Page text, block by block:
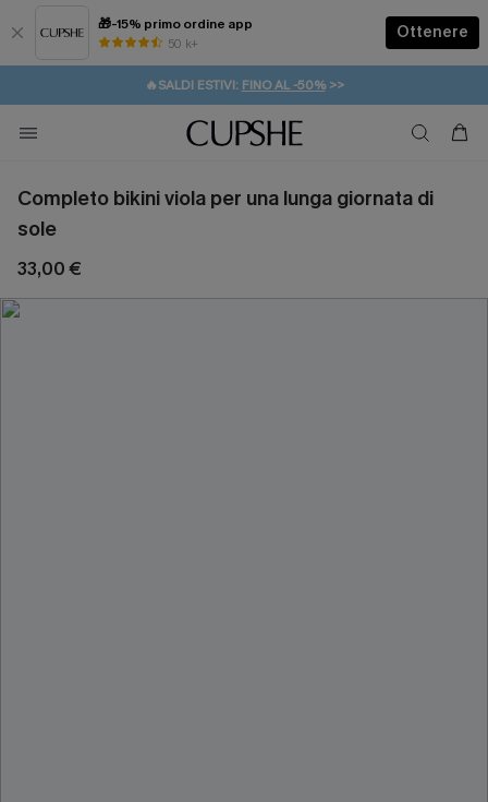
🎁-15% primo ordine app
50 k+
Ottenere
⚡️-15% SUGLI ESSENZIALI DA VACANZA | ACQUISTA
🔥SALDI ESTIVI: FINO AL -50%>>
🚚SPEDIZIONE GRATUITA DA 49€
💌REGALO PER I NUOVI: 20% DI SCONTO*
Completo bikini viola per una lunga giornata di
sole
33,00 €